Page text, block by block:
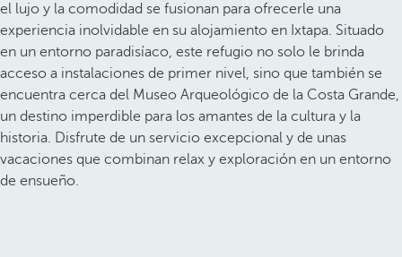
el lujo y la comodidad se fusionan para ofrecerle una
experiencia inolvidable en su alojamiento en Ixtapa. Situado
en un entorno paradisíaco, este refugio no solo le brinda
acceso a instalaciones de primer nivel, sino que también se
encuentra cerca del Museo Arqueológico de la Costa Grande,
un destino imperdible para los amantes de la cultura y la
historia. Disfrute de un servicio excepcional y de unas
vacaciones que combinan relax y exploración en un entorno
de ensueño.